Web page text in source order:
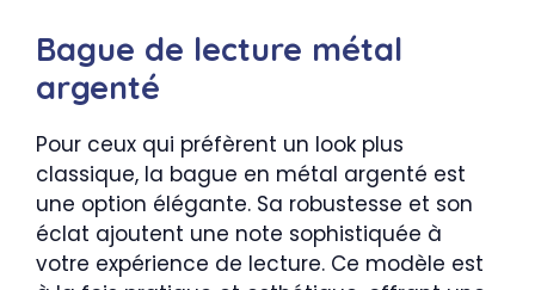
Bague de lecture métal
argenté
Pour ceux qui préfèrent un look plus
classique, la bague en métal argenté est
une option élégante. Sa robustesse et son
éclat ajoutent une note sophistiquée à
votre expérience de lecture. Ce modèle est